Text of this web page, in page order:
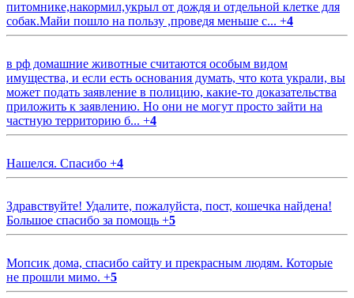
питомнике,накормил,укрыл от дождя и отдельной клетке для
собак.Майи пошло на пользу ,проведя меньше с... +4
в рф домашние животные считаются особым видом
имущества, и если есть основания думать, что кота украли, вы
может подать заявление в полицию, какие-то доказательства
приложить к заявлению. Но они не могут просто зайти на
частную территорию б... +4
Нашелся. Спасибо +4
Здравствуйте! Удалите, пожалуйста, пост, кошечка найдена!
Большое спасибо за помощь +5
Мопсик дома, спасибо сайту и прекрасным людям. Которые
не прошли мимо. +5